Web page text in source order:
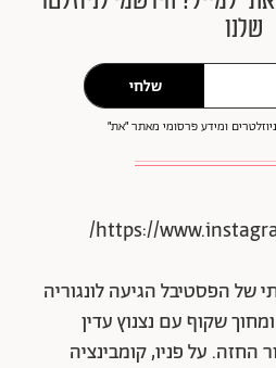
שלנו
שלחי
ומידע פרסומי מאתר ״את״
https://
של הפסטיבל הגיעה לונגוריה
שקוף עם נצנוץ עדין
החזה. על פניו, קומבינציה